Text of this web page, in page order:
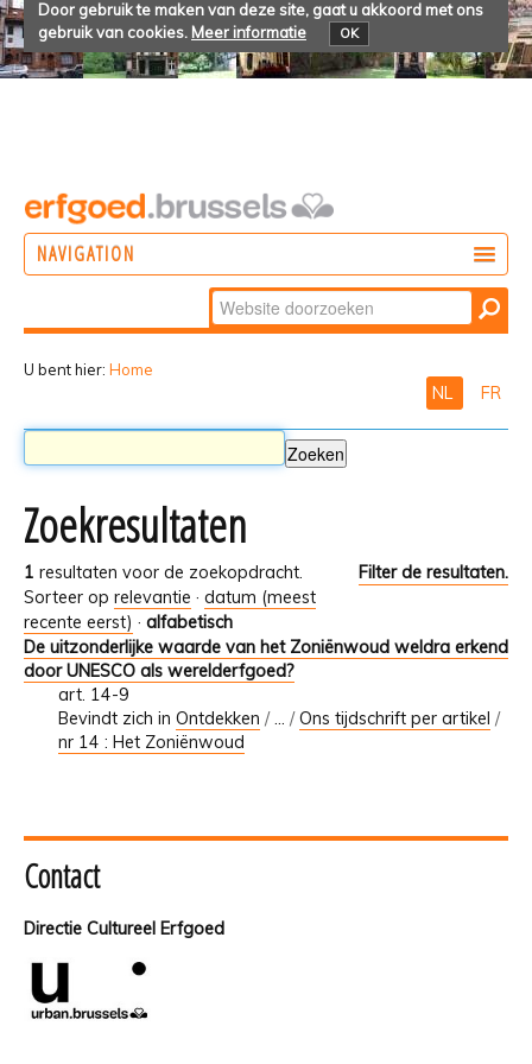
Door gebruik te maken van deze site, gaat u akkoord met ons
gebruik van cookies. Meer informatie OK
NAVIGATION
Zoek
Geavanceerd
U bent hier: Home
NL FR
Zoekresultaten
1 resultaten voor de zoekopdracht.
Filter de resultaten.
Sorteer op relevantie · datum (meest
recente eerst) · alfabetisch
De uitzonderlijke waarde van het Zoniënwoud weldra erkend
door UNESCO als werelderfgoed?
art. 14-9
Bevindt zich in Ontdekken /… /Ons tijdschrift per artikel /
nr 14 : Het Zoniënwoud
Contact
Directie Cultureel Erfgoed